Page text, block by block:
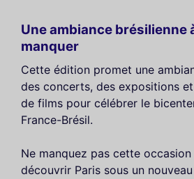
Une ambiance brésilienne
manquer
Cette édition promet une
des concerts, des expositions
de films pour célébrer le
France-Brésil.
Ne manquez pas cette
découvrir Paris sous un